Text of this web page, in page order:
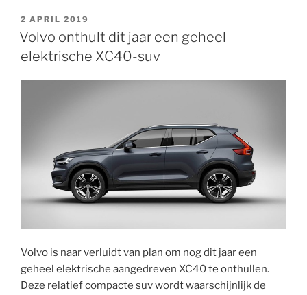
GEPLAATST
OP
2 APRIL 2019
Volvo onthult dit jaar een geheel
elektrische XC40-suv
Volvo is naar verluidt van plan om nog dit jaar een
geheel elektrische aangedreven XC40 te onthullen.
Deze relatief compacte suv wordt waarschijnlijk de